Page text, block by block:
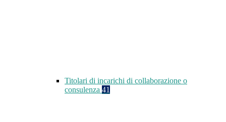
Titolari di incarichi di collaborazione o
consulenza 41